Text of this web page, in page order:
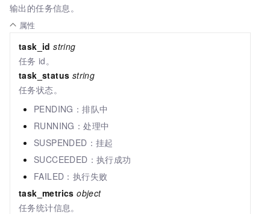
输出的任务信息。
属性
task_id string
任务 id。
task_status string
任务状态。
PENDING：排队中
RUNNING：处理中
SUSPENDED：挂起
SUCCEEDED：执行成功
FAILED：执行失败
task_metrics object
任务统计信息。